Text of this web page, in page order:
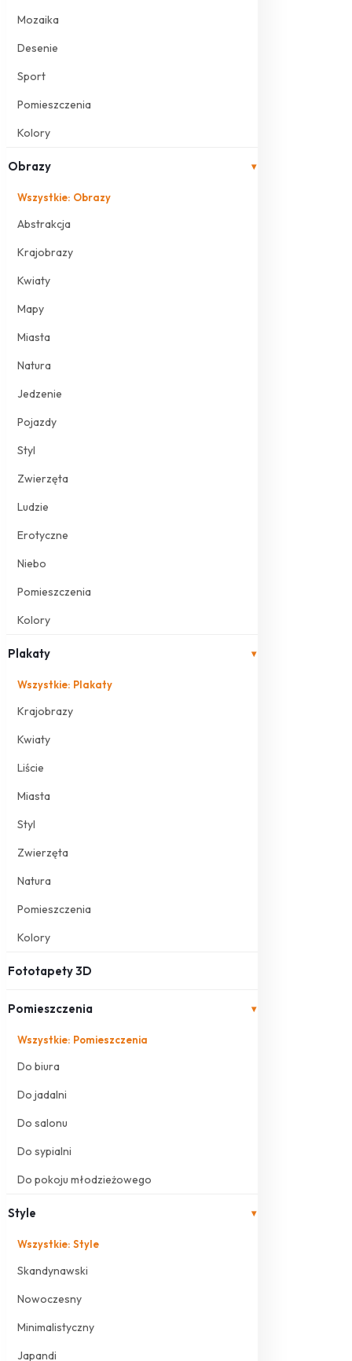
Mozaika
Desenie
Sport
Pomieszczenia
Kolory
Obrazy ▾
Wszystkie: Obrazy
Abstrakcja
Krajobrazy
Kwiaty
Mapy
Miasta
Natura
Jedzenie
Pojazdy
Styl
Zwierzęta
Ludzie
Erotyczne
Niebo
Pomieszczenia
Kolory
Plakaty ▾
Wszystkie: Plakaty
Krajobrazy
Kwiaty
Liście
Miasta
Styl
Zwierzęta
Natura
Pomieszczenia
Kolory
Fototapety 3D
Pomieszczenia ▾
Wszystkie: Pomieszczenia
Do biura
Do jadalni
Do salonu
Do sypialni
Do pokoju młodzieżowego
Style ▾
Wszystkie: Style
Skandynawski
Nowoczesny
Minimalistyczny
Japandi